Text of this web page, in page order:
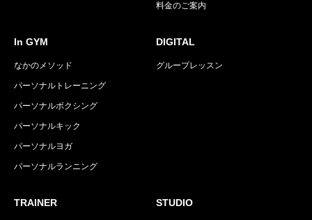
料金のご案内
In GYM
なかのメソッド
パーソナルトレーニング
パーソナルボクシング
パーソナルキック
パーソナルヨガ
パーソナルランニング
DIGITAL
グループレッスン
TRAINER STUDIO